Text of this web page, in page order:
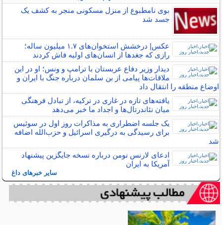
بوی نامطبوع از منزل مسکونی منجر به کشف یک
جسد شد
عکس| درخشش استخوان‌های ۱.۷ میلیون ساله؛
رازی که جغدها از انسان‌های اولیه فاش کردند
دیدار وزیر دفاع عربستان با ترامپ و ونس؛ او در این
ملاقات‌ها پیامی از بن سلمان درباره جنگ با ایران و
اوضاع منطقه را انتقال داد
یافته‌های تازه در غاری در ترکیه، از تبادل فرهنگی
میان نئاندرتال‌ها و اجداد ما خبر می‌دهد
یک جلسه اضطراری به مذاکرات روز اول در سوئیس
برای رسیدگی به درگیری اسرائیل و حزب‌الله اضافه
شد
ادعای لارنس نومن درباره نسخه جایگزین پیشنهاد
آمریکا به ایران
سایر خبرهای داغ